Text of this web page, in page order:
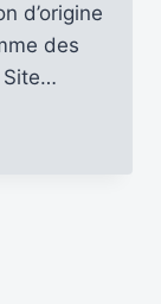
d’origine
des
Site…